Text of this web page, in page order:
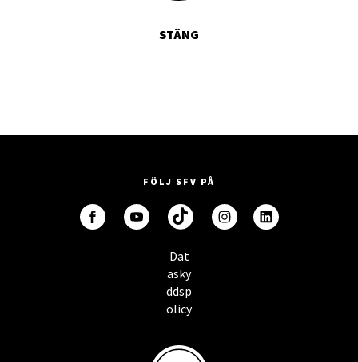
STÄNG
FÖLJ SFV PÅ
Dat
asky
ddsp
olicy